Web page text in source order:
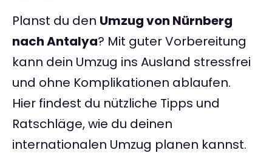
Planst du den Umzug von Nürnberg
nach Antalya? Mit guter Vorbereitung
kann dein Umzug ins Ausland stressfrei
und ohne Komplikationen ablaufen.
Hier findest du nützliche Tipps und
Ratschläge, wie du deinen
internationalen Umzug planen kannst.